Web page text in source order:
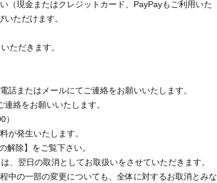
（現金またはクレジットカード、PayPayもご利用いた
ただけます。
ただきます。
話またはメールにてご連絡をお願いいたします。
絡をお願いいたします。
が発生いたします。
除】をご覧下さい。
、翌日の取消としてお取扱いをさせていただきます。
中の一部の変更についても、全体に対するお取消とみな